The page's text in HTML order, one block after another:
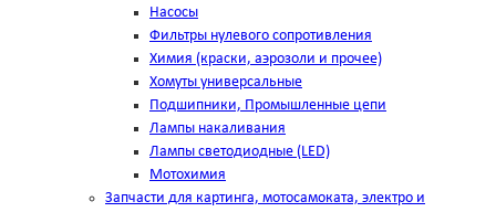
Насосы
Фильтры нулевого сопротивления
Химия (краски, аэрозоли и прочее)
Хомуты универсальные
Подшипники, Промышленные цепи
Лампы накаливания
Лампы светодиодные (LED)
Мотохимия
Запчасти для картинга, мотосамоката, электро и